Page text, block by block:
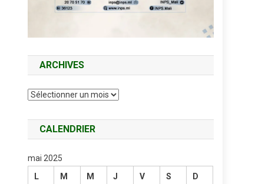
ARCHIVES
Archives
CALENDRIER
mai 2025
L
M M J V S D